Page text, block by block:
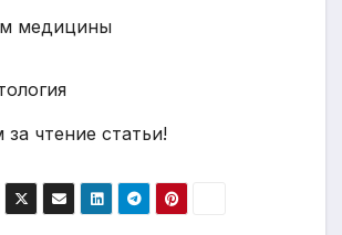
медицины
за чтение статьи!